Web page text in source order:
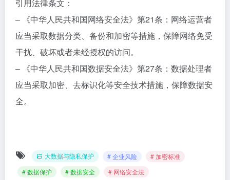
引用法律条文：
– 《中华人民共和国网络安全法》第21条：网络运营者
应当采取数据分类、备份和加密等措施，保障网络免受
干扰、破坏或者未经授权的访问。
– 《中华人民共和国数据安全法》第27条：数据处理者
应当采取加密、去标识化等安全技术措施，保障数据安
全。
大数据与隐私保护 # 企业风险
# 加密标准
# 数据保护
# 数据安全 # 网络安全法